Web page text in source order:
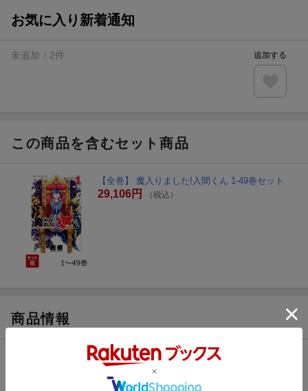
お気に入り新着通知
未追加： 2件 追加する
この商品を含むセット商品
【全巻】 魔入りました!入間くん 1-49巻セット
29,106円 （税込）
商品情報
2019年09月06日頃
西修